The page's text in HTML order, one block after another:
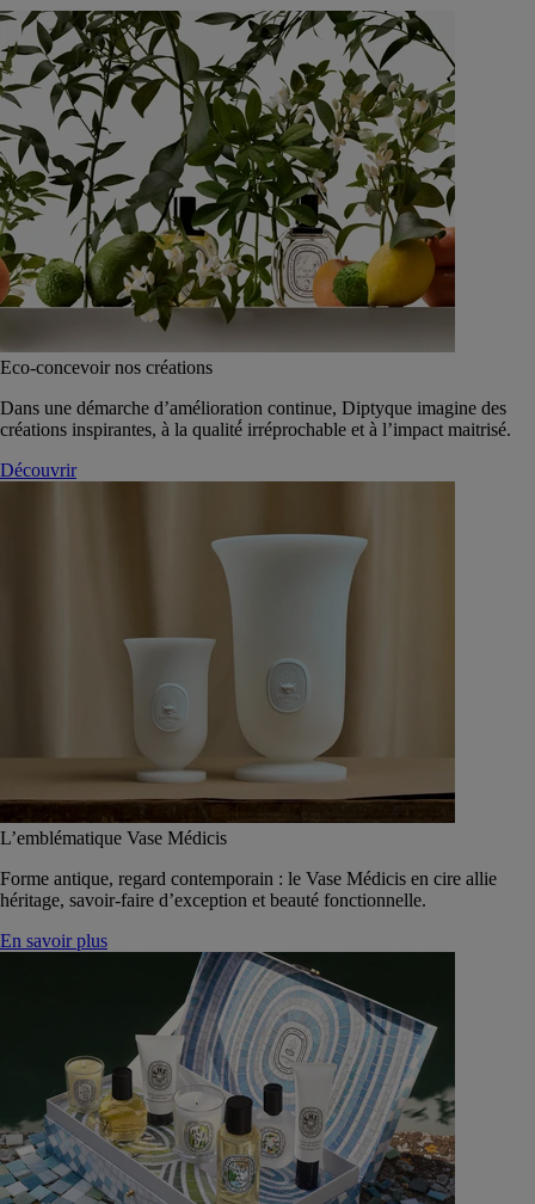
Eco-concevoir nos créations
Dans une démarche d’amélioration continue, Diptyque imagine des
créations inspirantes, à la qualité́ irréprochable et à l’impact maitrisé.
Découvrir
L’emblématique Vase Médicis
Forme antique, regard contemporain : le Vase Médicis en cire allie
héritage, savoir-faire d’exception et beauté fonctionnelle.
En savoir plus